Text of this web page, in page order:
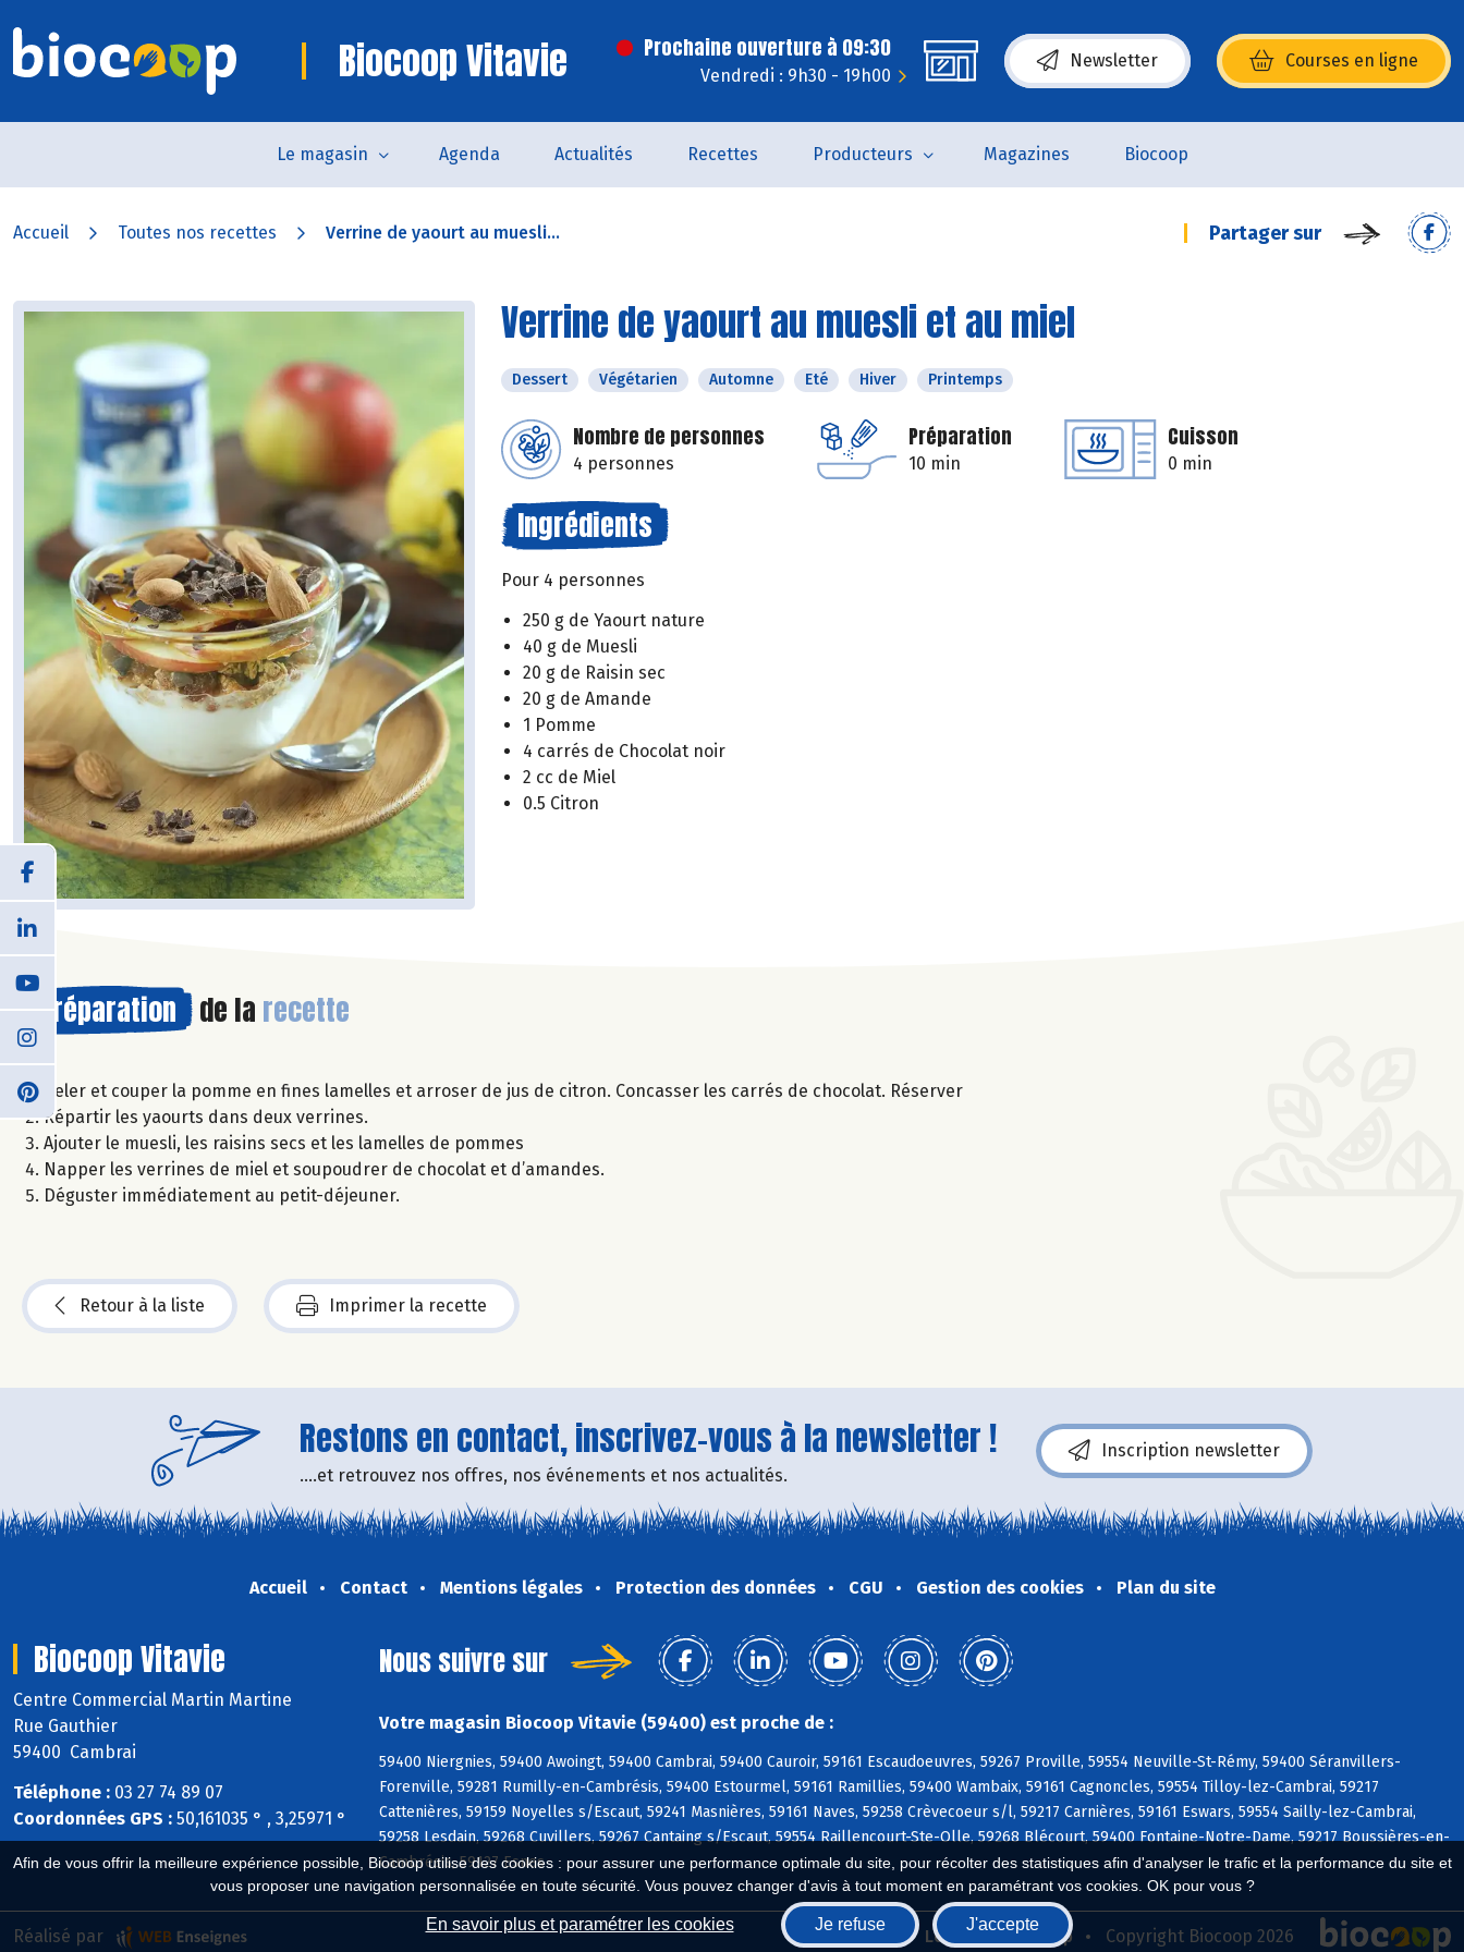
Afin de vous offrir la meilleure expérience possible, Biocoop utilise des cookies : pour assurer une performance optimale du site, pour récolter des statistiques afin d'analyser le trafic et la performance du site et
vous proposer une navigation personnalisée en toute sécurité. Vous pouvez changer d'avis à tout moment en paramétrant vos cookies. OK pour vous ?
En savoir plus et paramétrer les cookies Je refuse J'accepte
Biocoop Vitavie Prochaine ouverture à 09:30
Vendredi : 9h30 - 19h00
Newsletter Courses en ligne
(s’ouvre dans une nouvelle fenêtre)
Le magasin Agenda Actualités Recettes Producteurs Magazines Biocoop
Accueil Toutes nos recettes Verrine de yaourt au muesli... Partager sur
Verrine de yaourt au muesli et au miel
Dessert Végétarien Automne Eté Hiver Printemps
Nombre de personnes
4 personnes
Préparation
10 min
Cuisson
0 min
Ingrédients
Pour 4 personnes
250 g de Yaourt nature
40 g de Muesli
20 g de Raisin sec
20 g de Amande
1 Pomme
4 carrés de Chocolat noir
2 cc de Miel
0.5 Citron
Préparation de la recette
Peler et couper la pomme en fines lamelles et arroser de jus de citron. Concasser les carrés de chocolat. Réserver
Répartir les yaourts dans deux verrines.
Ajouter le muesli, les raisins secs et les lamelles de pommes
Napper les verrines de miel et soupoudrer de chocolat et d’amandes.
Déguster immédiatement au petit-déjeuner.
Retour à la liste Imprimer la recette
Restons en contact, inscrivez-vous à la newsletter !
....et retrouvez nos offres, nos événements et nos actualités.
Inscription newsletter
Accueil Contact Mentions légales Protection des données CGU Gestion des cookies Plan du site
Biocoop Vitavie
Centre Commercial Martin Martine
Rue Gauthier
59400 Cambrai
Téléphone : 03 27 74 89 07
Coordonnées GPS : 50,161035 ° , 3,25971 °
Nous suivre sur
Votre magasin Biocoop Vitavie (59400) est proche de :
59400 Niergnies, 59400 Awoingt, 59400 Cambrai, 59400 Cauroir, 59161 Escaudoeuvres, 59267 Proville, 59554 Neuville-St-Rémy, 59400 Séranvillers-
Forenville, 59281 Rumilly-en-Cambrésis, 59400 Estourmel, 59161 Ramillies, 59400 Wambaix, 59161 Cagnoncles, 59554 Tilloy-lez-Cambrai, 59217
Cattenières, 59159 Noyelles s/Escaut, 59241 Masnières, 59161 Naves, 59258 Crèvecoeur s/l, 59217 Carnières, 59161 Eswars, 59554 Sailly-lez-Cambrai,
59258 Lesdain, 59268 Cuvillers, 59267 Cantaing s/Escaut, 59554 Raillencourt-Ste-Olle, 59268 Blécourt, 59400 Fontaine-Notre-Dame, 59217 Boussières-en-
Cambrésis, 59127 Esnes
Biocoop.fr Le réseau Biocoop Copyright Biocoop 2026
Réalisé par